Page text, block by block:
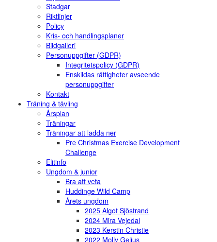
Stadgar
Riktlinjer
Policy
Kris- och handlingsplaner
Bildgalleri
Personuppgifter (GDPR)
Integritetspolicy (GDPR)
Enskildas rättigheter avseende
personuppgifter
Kontakt
Träning & tävling
Årsplan
Träningar
Träningar att ladda ner
Pre Christmas Exercise Development
Challenge
Elitinfo
Ungdom & junior
Bra att veta
Huddinge Wild Camp
Årets ungdom
2025 Algot Sjöstrand
2024 Mira Vejedal
2023 Kerstin Christie
2022 Molly Gelius